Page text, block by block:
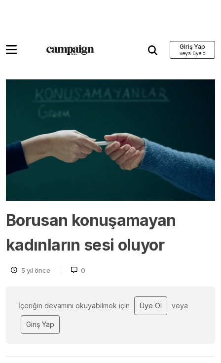
Giriş Yap
Borusan konuşamayan
kadınların sesi oluyor
5 yıl önce 0
İçeriğin devamını okuyabilmek için Üye Ol veya
Giriş Yap